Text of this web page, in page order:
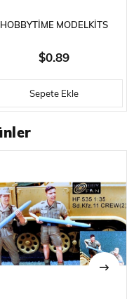
HOBBYTIME MODELKITS
HT764 ZIMPARA ÇUBUĞU
800 GRID- 180 X 30 X 4
MM.
$0.89
Sepete Ekle